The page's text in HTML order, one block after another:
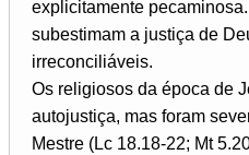
explicitamente
subestimam a justiça de
irreconciliáveis.
Os religiosos da época de
autojustiça, mas foram
Mestre (Lc 18.18-22; Mt